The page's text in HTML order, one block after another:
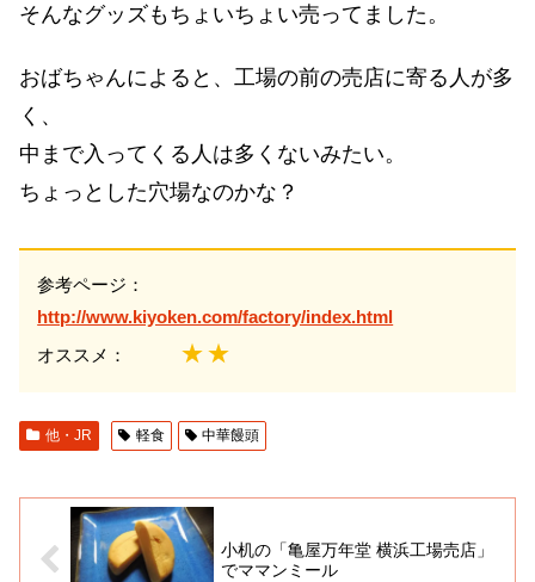
そんなグッズもちょいちょい売ってました。
おばちゃんによると、工場の前の売店に寄る人が多
く、
中まで入ってくる人は多くないみたい。
ちょっとした穴場なのかな？
参考ページ：
http://www.kiyoken.com/factory/index.html
オススメ： ★★
他・JR 軽食 中華饅頭
小机の「亀屋万年堂 横浜工場売店」
でママンミール